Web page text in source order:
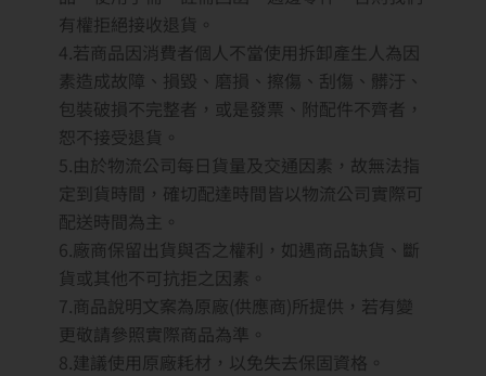
有權拒絕接收退貨。
4.若商品因消費者個人不當使用拆卸產生人為因
素造成故障、損毀、磨損、擦傷、刮傷、髒汙、
包裝破損不完整者，或是發票、附配件不齊者，
恕不接受退貨。
5.由於物流公司每日貨量及交通因素，故無法指
定到貨時間，確切配達時間皆以物流公司實際可
配送時間為主。
6.廠商保留出貨與否之權利，如遇商品缺貨、斷
貨或其他不可抗拒之因素。
7.商品說明文案為原廠(供應商)所提供，若有變
更敬請參照實際商品為準。
8.建議使用原廠耗材，以免失去保固資格。